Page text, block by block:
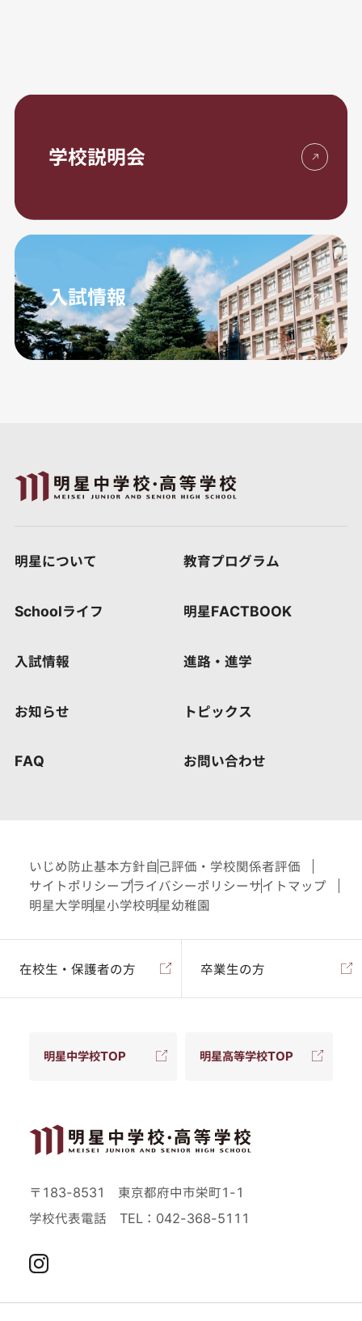
学校説明会
入試情報
明星について 教育プログラム
Schoolライフ 明星FACTBOOK
入試情報 進路・進学
お知らせ トピックス
FAQ お問い合わせ
いじめ防止基本方針自己評価・学校関係者評価
サイトポリシー プライバシーポリシーサイトマップ
明星大学明星小学校明星幼稚園
在校生・保護者の方 卒業生の方
明星中学校TOP 明星高等学校TOP
〒183-8531 東京都府中市栄町1-1
学校代表電話 TEL：042-368-5111
Instagram